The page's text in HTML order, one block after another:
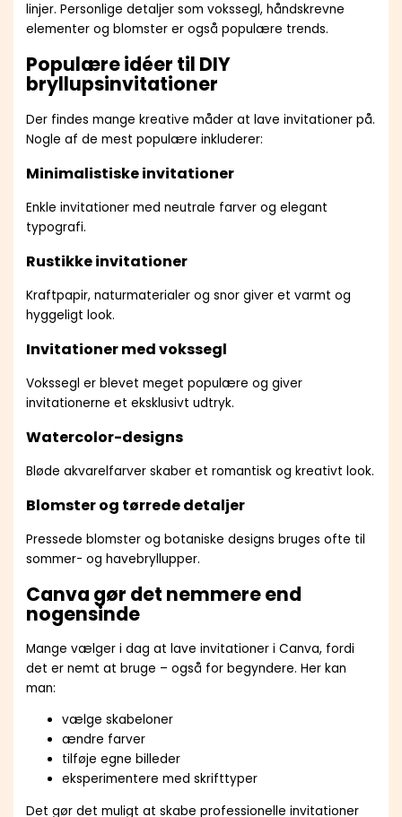
linjer. Personlige detaljer som vokssegl, håndskrevne
elementer og blomster er også populære trends.
Populære idéer til DIY
bryllupsinvitationer
Der findes mange kreative måder at lave invitationer på.
Nogle af de mest populære inkluderer:
Minimalistiske invitationer
Enkle invitationer med neutrale farver og elegant
typografi.
Rustikke invitationer
Kraftpapir, naturmaterialer og snor giver et varmt og
hyggeligt look.
Invitationer med vokssegl
Vokssegl er blevet meget populære og giver
invitationerne et eksklusivt udtryk.
Watercolor-designs
Bløde akvarelfarver skaber et romantisk og kreativt look.
Blomster og tørrede detaljer
Pressede blomster og botaniske designs bruges ofte til
sommer- og havebryllupper.
Canva gør det nemmere end
nogensinde
Mange vælger i dag at lave invitationer i Canva, fordi
det er nemt at bruge – også for begyndere. Her kan
man:
vælge skabeloner
ændre farver
tilføje egne billeder
eksperimentere med skrifttyper
Det gør det muligt at skabe professionelle invitationer